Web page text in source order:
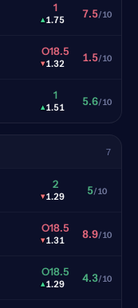
1
▴1.75 7.5/10
O18.5
▾1.32 1.5/10
1
▴1.51 5.6/10
7
2
▾1.29 5/10
O18.5
▾1.31 8.9/10
O18.5
▴1.29 4.3/10